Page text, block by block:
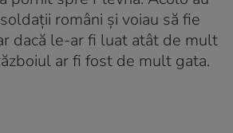
români și voiau să fie
dacă le-ar fi luat atât de mult
ar fi fost de mult gata.